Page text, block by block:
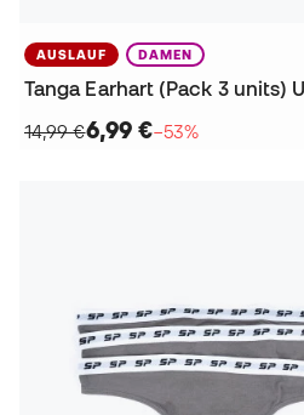
AUSLAUF DAMEN
14,99 €6,99 €−53%